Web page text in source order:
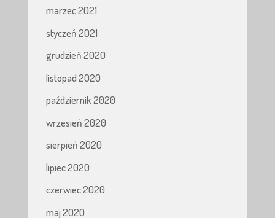
marzec 2021
styczeń 2021
grudzień 2020
listopad 2020
październik 2020
wrzesień 2020
sierpień 2020
lipiec 2020
czerwiec 2020
maj 2020